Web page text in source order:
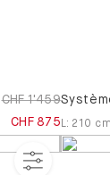
CHF 1'459
CHF 875L : 210 cm